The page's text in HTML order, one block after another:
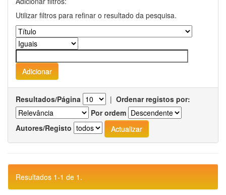
Utilizar filtros para refinar o resultado da pesquisa.
Resultados/Página | Ordenar registos por:
Por ordem
Autores/Registo
Resultados 1-1 de 1.